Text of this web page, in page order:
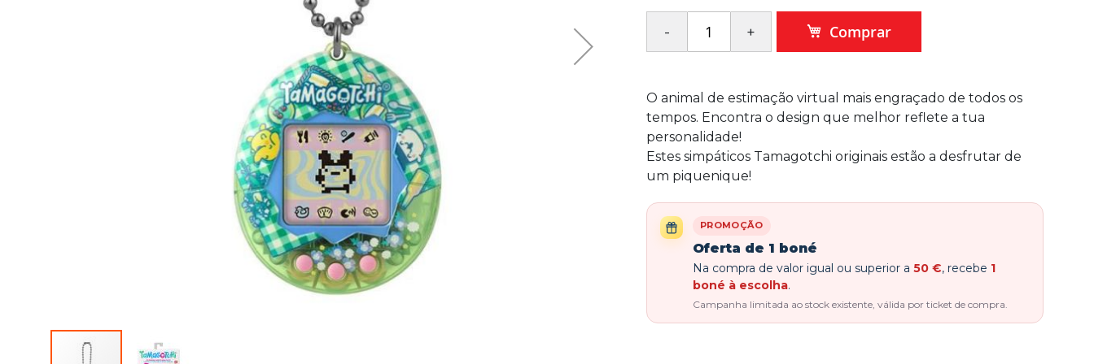
Comprar
O animal de estimação virtual mais engraçado de todos os
tempos. Encontra o design que melhor reflete a tua
personalidade!
Estes simpáticos Tamagotchi originais estão a desfrutar de
um piquenique!
PROMOÇÃO
Oferta de 1 boné
Na compra de valor igual ou superior a 50 €, recebe 1
boné à escolha.
Campanha limitada ao stock existente, válida por ticket de compra.